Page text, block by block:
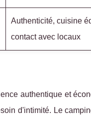
Authenticité, cuisine
contact avec locaux
authentique et
d'intimité. Le